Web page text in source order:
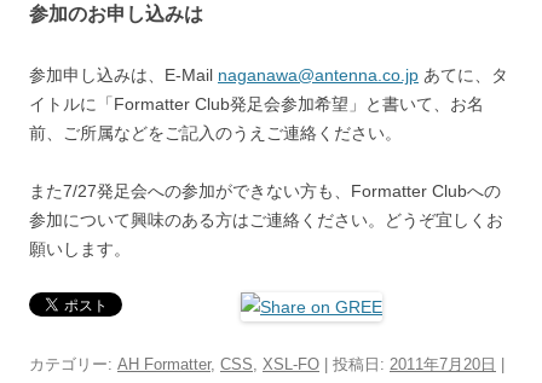
参加のお申し込みは
参加申し込みは、E-Mail naganawa@antenna.co.jp あてに、タ
イトルに「Formatter Club発足会参加希望」と書いて、お名
前、ご所属などをご記入のうえご連絡ください。
また7/27発足会への参加ができない方も、Formatter Clubへの
参加について興味のある方はご連絡ください。どうぞ宜しくお
願いします。
カテゴリー: AH Formatter, CSS, XSL-FO | 投稿日: 2011年7月20日